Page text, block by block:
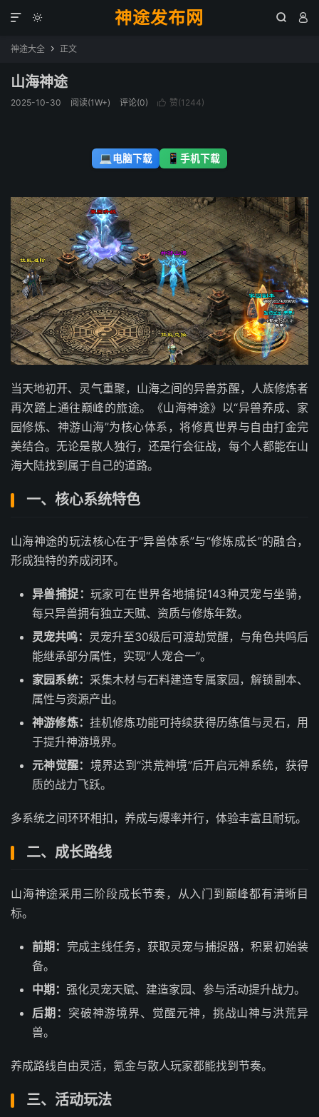
神途发布网
  

神途大全  正文
山海神途
2025-10-30 阅读(1W+) 评论(0)  赞(1244)
💻电脑下载 📱 手机下载
当天地初开、灵气重聚，山海之间的异兽苏醒，人族修炼者
再次踏上通往巅峰的旅途。《山海神途》以“异兽养成、家
园修炼、神游山海”为核心体系，将修真世界与自由打金完
美结合。无论是散人独行，还是行会征战，每个人都能在山
海大陆找到属于自己的道路。
一、核心系统特色
山海神途的玩法核心在于“异兽体系”与“修炼成长”的融合，
形成独特的养成闭环。
异兽捕捉：玩家可在世界各地捕捉143种灵宠与坐骑，
每只异兽拥有独立天赋、资质与修炼年数。
灵宠共鸣： 灵宠升至30级后可渡劫觉醒，与角色共鸣后
能继承部分属性，实现“人宠合一”。
家园系统： 采集木材与石料建造专属家园，解锁副本、
属性与资源产出。
神游修炼： 挂机修炼功能可持续获得历练值与灵石，用
于提升神游境界。
元神觉醒： 境界达到“洪荒神境”后开启元神系统，获得
质的战力飞跃。
多系统之间环环相扣，养成与爆率并行，体验丰富且耐玩。
二、成长路线
山海神途采用三阶段成长节奏，从入门到巅峰都有清晰目
标。
前期： 完成主线任务，获取灵宠与捕捉器，积累初始装
备。
中期： 强化灵宠天赋、建造家园、参与活动提升战力。
后期： 突破神游境界、觉醒元神，挑战山神与洪荒异
兽。
养成路线自由灵活，氪金与散人玩家都能找到节奏。
三、活动玩法